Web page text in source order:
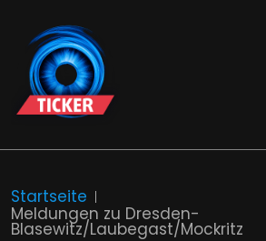
Startseite
Meldungen zu Dresden-
Blasewitz/Laubegast/Mockritz